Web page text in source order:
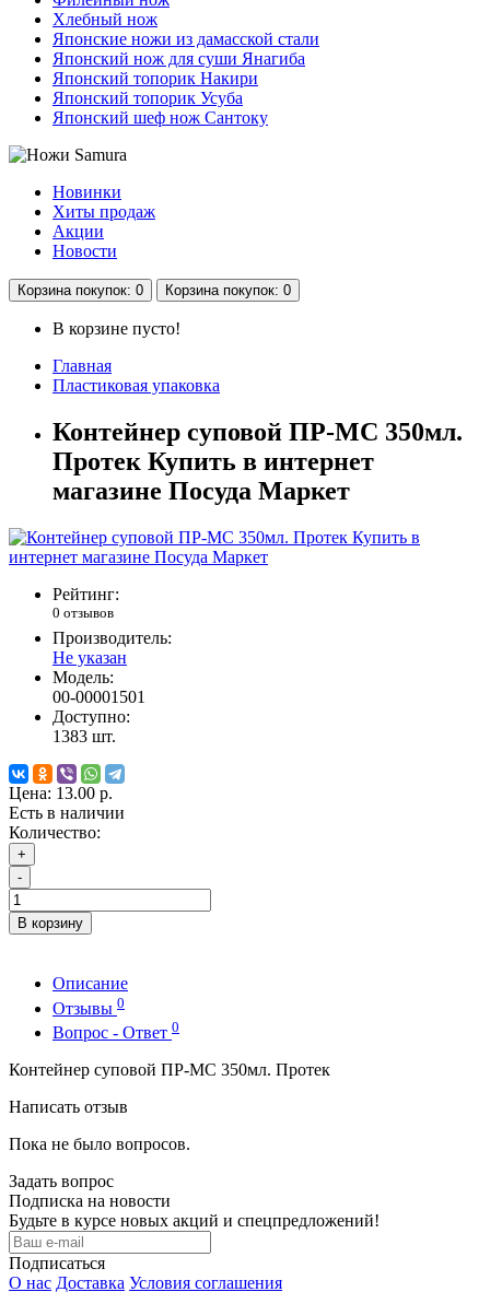
Хлебный нож
Японские ножи из дамасской стали
Японский нож для суши Янагиба
Японский топорик Накири
Японский топорик Усуба
Японский шеф нож Сантоку
Новинки
Хиты продаж
Акции
Новости
Корзинапокупок: 0 Корзинапокупок: 0
В корзине пусто!
Главная
Пластиковая упаковка
Контейнер суповой ПР-МС 350мл.
Протек Купить в интернет
магазине Посуда Маркет
Рейтинг:
0 отзывов
Производитель:
Не указан
Модель:
00-00001501
Доступно:
1383 шт.
Цена: 13.00 р.
Есть в наличии
Количество:
+
-
В корзину
Описание
Отзывы 0
Вопрос - Ответ 0
Контейнер суповой ПР-МС 350мл. Протек
Написать отзыв
Пока не было вопросов.
Задать вопрос
Подписка на новости
Будьте в курсе новых акций и спецпредложений!
Подписаться
О нас Доставка Условия соглашения